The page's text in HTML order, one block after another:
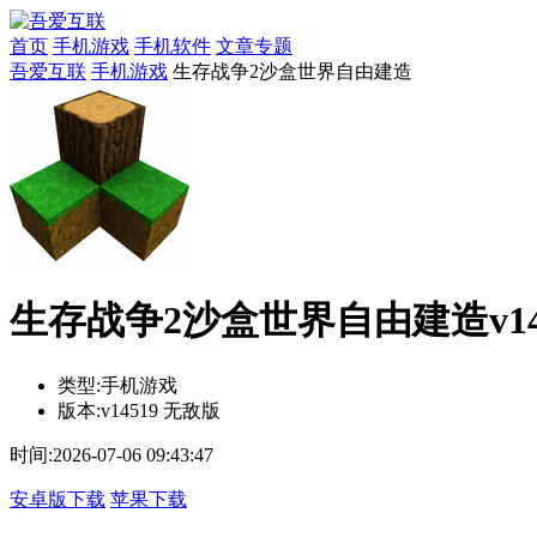
首页 手机游戏 手机软件 文章专题
吾爱互联 手机游戏 生存战争2沙盒世界自由建造
生存战争2沙盒世界自由建造
类型:手机游戏
版本:v14519 无敌版
时间:2026-07-06 09:43:47
安卓版下载 苹果下载